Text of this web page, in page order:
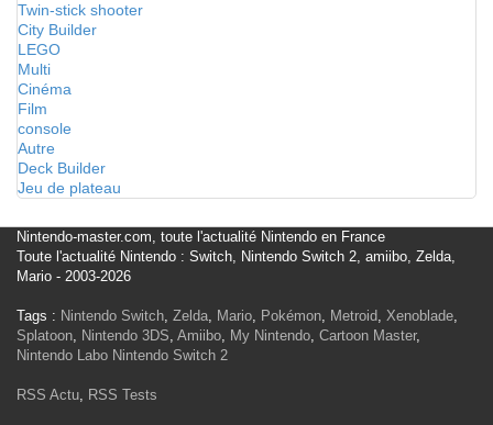
Twin-stick shooter
City Builder
LEGO
Multi
Cinéma
Film
console
Autre
Deck Builder
Jeu de plateau
Nintendo-master.com, toute l'actualité Nintendo en France
Toute l'actualité Nintendo : Switch, Nintendo Switch 2, amiibo, Zelda,
Mario - 2003-2026
Tags : Nintendo Switch, Zelda, Mario, Pokémon, Metroid, Xenoblade,
Splatoon, Nintendo 3DS, Amiibo, My Nintendo, Cartoon Master,
Nintendo Labo Nintendo Switch 2
RSS Actu, RSS Tests